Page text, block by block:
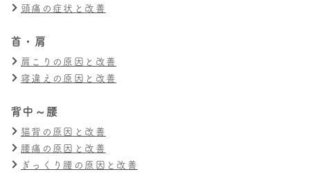
頭痛の症状と改善
首・肩
肩こりの原因と改善
寝違えの原因と改善
背中～腰
猫背の原因と改善
腰痛の原因と改善
ぎっくり腰の原因と改善